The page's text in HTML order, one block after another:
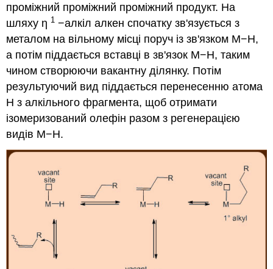
проміжний проміжний проміжний продукт. На
шляху η 1 −алкіл алкен спочатку зв'язується з
металом на вільному місці поруч із зв'язком M−H,
а потім піддається вставці в зв'язок M−H, таким
чином створюючи вакантну ділянку. Потім
результуючий вид піддається перенесенню атома
H з алкільного фрагмента, щоб отримати
ізомеризований олефін разом з регенерацією
видів M−H.